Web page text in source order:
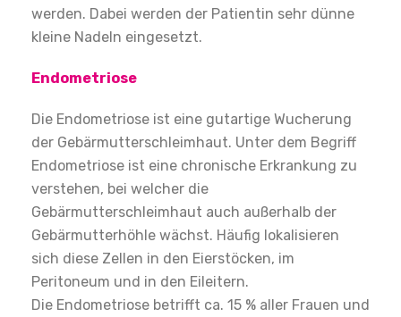
werden. Dabei werden der Patientin sehr dünne
kleine Nadeln eingesetzt.
Endometriose
Die Endometriose ist eine gutartige Wucherung
der Gebärmutterschleimhaut. Unter dem Begriff
Endometriose ist eine chronische Erkrankung zu
verstehen, bei welcher die
Gebärmutterschleimhaut auch außerhalb der
Gebärmutterhöhle wächst. Häufig lokalisieren
sich diese Zellen in den Eierstöcken, im
Peritoneum und in den Eileitern.
Die Endometriose betrifft ca. 15 % aller Frauen und